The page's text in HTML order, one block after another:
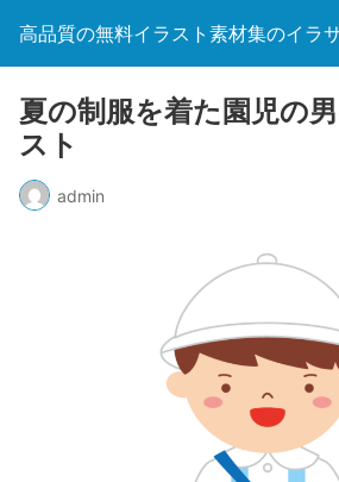
高品質の無料イラスト素材集のイラ
夏の制服を着た園児の
スト
admin